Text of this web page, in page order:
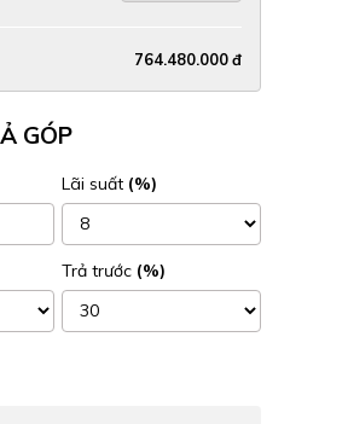
764.480.000 đ
GÓP
Lãi suất (%)
Trả trước (%)